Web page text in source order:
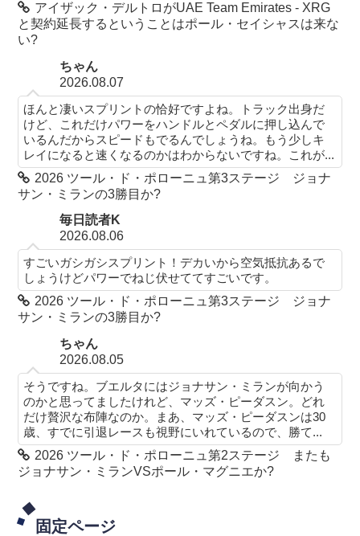
アイザック・デルトロがUAE Team Emirates - XRG
と契約延長するということはポール・セイシャスは来な
い?
ちゃん
2026.08.07
ほんと凄いスプリントの恰好ですよね。トラック出身だ
けど、これだけパワーをハンドルとペダルに押し込んで
いるんだからスピードもでるんでしょうね。もう少しキ
レイになると速くなるのかはわからないですね。これが...
2026 ツール・ド・ポローニュ第3ステージ ジョナ
サン・ミランの3勝目か?
毎日読者K
2026.08.06
すごいガシガシスプリント！デカいから空気抵抗あるで
しょうけどパワーでねじ伏せててすごいです。
2026 ツール・ド・ポローニュ第3ステージ ジョナ
サン・ミランの3勝目か?
ちゃん
2026.08.05
そうですね。ブエルタにはジョナサン・ミランが向かう
のかと思ってましたけれど、マッズ・ピーダスン。どれ
だけ贅沢な布陣なのか。まあ、マッズ・ピーダスンは30
歳、すでに引退レースも視野にいれているので、勝て...
2026 ツール・ド・ポローニュ第2ステージ またも
ジョナサン・ミランVSポール・マグニエか?
固定ページ